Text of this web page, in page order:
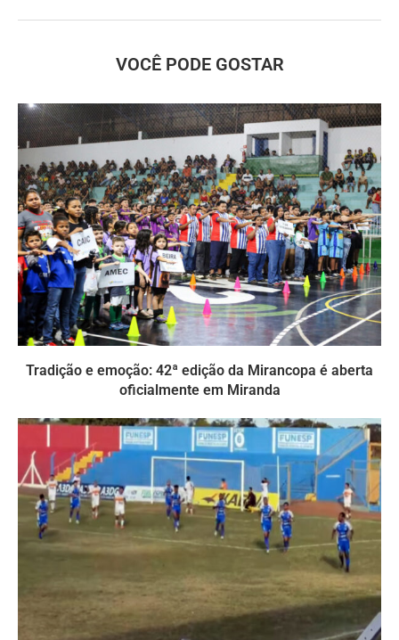
VOCÊ PODE GOSTAR
Tradição e emoção: 42ª edição da Mirancopa é aberta
oficialmente em Miranda